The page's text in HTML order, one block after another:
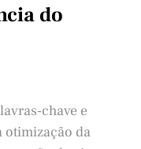
do
chave e
otimização da